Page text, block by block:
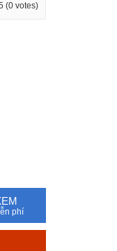
(0 votes)
phí